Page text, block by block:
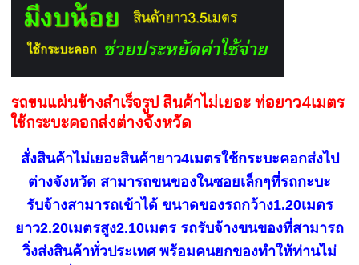
รถขนแผ่นข้างสำเร็จรูป สินค้าไม่เยอะ ท่อยาว4เมตร
ใช้กระบะคอกส่งต่างจังหวัด
สั่งสินค้าไม่เยอะสินค้ายาว4เมตรใช้กระบะคอกส่งไป
ต่างจังหวัด สามารถขนของในซอยเล็กๆที่รถกะบะ
รับจ้างสามารถเข้าได้ ขนาดของรถกว้าง1.20เมตร
ยาว2.20เมตรสูง2.10เมตร รถรับจ้างขนของที่สามารถ
วิ่งส่งสินค้าทั่วประเทศ พร้อมคนยกของทำให้ท่านไม่